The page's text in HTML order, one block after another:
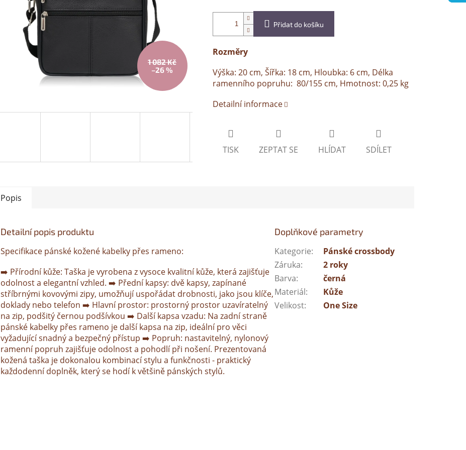
1 082 Kč
–26 %
Přidat do košíku
Rozměry
Výška: 20 cm, Šířka: 18 cm, Hloubka: 6 cm, Délka
ramenního popruhu: 80/155 cm, Hmotnost: 0,25 kg
Detailní informace
TISK ZEPTAT SE HLÍDAT SDÍLET
Popis
Detailní popis produktu
Specifikace pánské kožené kabelky přes rameno:
➡️ Přírodní kůže: Taška je vyrobena z vysoce kvalitní kůže, která zajišťuje
odolnost a elegantní vzhled. ➡️ Přední kapsy: dvě kapsy, zapínané
stříbrnými kovovými zipy, umožňují uspořádat drobnosti, jako jsou klíče,
doklady nebo telefon ➡️ Hlavní prostor: prostorný prostor uzavíratelný
na zip, podšitý černou podšívkou ➡️ Další kapsa vzadu: Na zadní straně
pánské kabelky přes rameno je další kapsa na zip, ideální pro věci
vyžadující snadný a bezpečný přístup ➡️ Popruh: nastavitelný, nylonový
ramenní popruh zajišťuje odolnost a pohodlí při nošení. Prezentovaná
kožená taška je dokonalou kombinací stylu a funkčnosti - praktický
každodenní doplněk, který se hodí k většině pánských stylů.
Doplňkové parametry
Kategorie:
Pánské crossbody
Záruka:
2 roky
Barva:
černá
Materiál:
Kůže
Velikost: One Size